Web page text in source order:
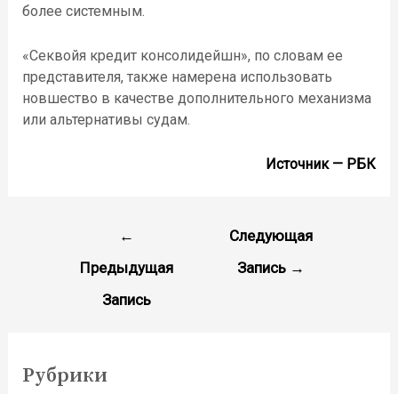
более системным.
«Секвойя кредит консолидейшн», по словам ее
представителя, также намерена использовать
новшество в качестве дополнительного механизма
или альтернативы судам.
Источник — РБК
←
Предыдущая
Запись
Следующая
Запись →
Рубрики